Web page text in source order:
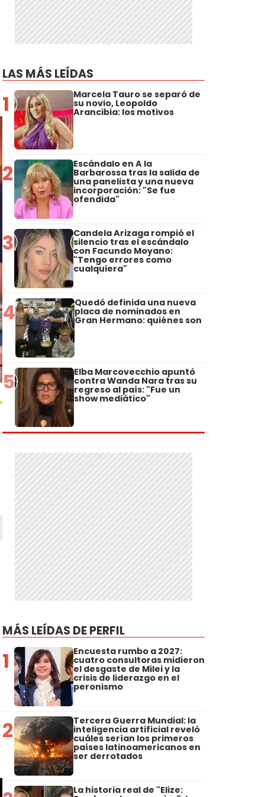
LAS MÁS LEÍDAS
1 Marcela Tauro se separó de
su novio, Leopoldo
Arancibia: los motivos
2 Escándalo en A la
Barbarossa tras la salida de
una panelista y una nueva
incorporación: "Se fue
ofendida"
3 Candela Arizaga rompió el
silencio tras el escándalo
con Facundo Moyano:
"Tengo errores como
cualquiera"
4 Quedó definida una nueva
placa de nominados en
Gran Hermano: quiénes son
5 Elba Marcovecchio apuntó
contra Wanda Nara tras su
regreso al país: "Fue un
show mediático"
MÁS LEÍDAS DE PERFIL
1 Encuesta rumbo a 2027:
cuatro consultoras midieron
el desgaste de Milei y la
crisis de liderazgo en el
peronismo
2 Tercera Guerra Mundial: la
inteligencia artificial reveló
cuáles serían los primeros
países latinoamericanos en
ser derrotados
La historia real de "Elize: